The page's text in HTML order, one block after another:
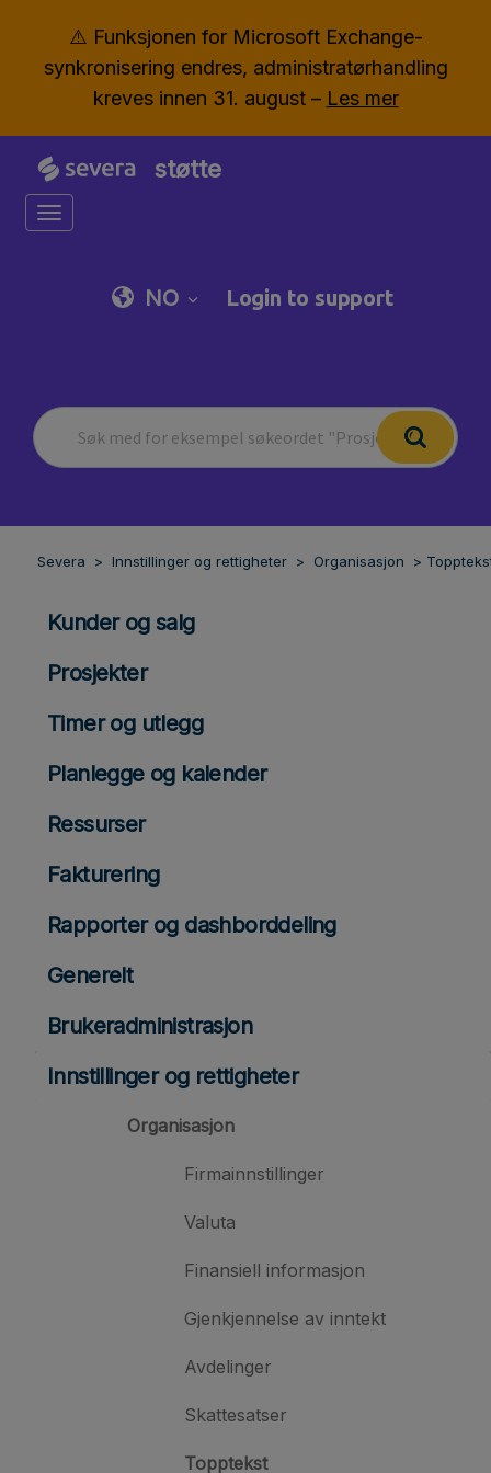
⚠️ Funksjonen for Microsoft Exchange-
synkronisering endres, administratørhandling
kreves innen 31. august – Les mer
støtte
Toggle navigation
NO Login to support
Severa Innstillinger og rettigheter Organisasjon
Kunder og salg
Prosjekter
Timer og utlegg
Planlegge og kalender
Ressurser
Fakturering
Rapporter og dashborddeling
Generelt
Brukeradministrasjon
Innstillinger og rettigheter
Organisasjon
Firmainnstillinger
Valuta
Finansiell informasjon
Gjenkjennelse av inntekt
Avdelinger
Skattesatser
Topptekst